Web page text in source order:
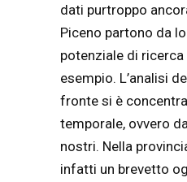
dati purtroppo
Piceno partono da
potenziale di
esempio. L’analisi
fronte si è
temporale, ovvero
nostri. Nella
infatti un brevetto